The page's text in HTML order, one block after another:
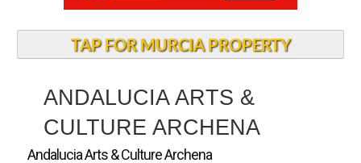
TAP FOR MURCIA PROPERTY
ANDALUCIA ARTS &
CULTURE ARCHENA
Andalucia Arts & Culture Archena